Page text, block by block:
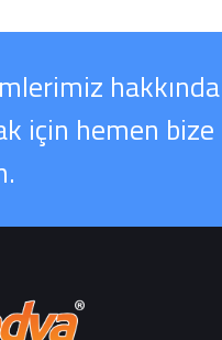
hakkında
için hemen bize